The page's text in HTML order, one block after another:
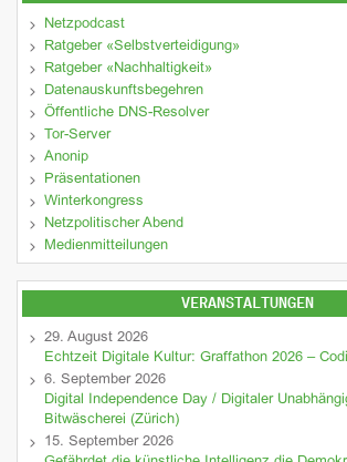
Netzpodcast
Ratgeber «Selbstverteidigung»
Ratgeber «Nachhaltigkeit»
Datenauskunftsbegehren
Öffentliche DNS-Resolver
Tor-Server
Anonip
Präsentationen
Winterkongress
Netzpolitischer Abend
Medienmitteilungen
VERANSTALTUNGEN
29. August 2026
Echtzeit Digitale Kultur: Graffathon 2026 –
6. September 2026
Digital Independence Day / Digitaler
Bitwäscherei (Zürich)
15. September 2026